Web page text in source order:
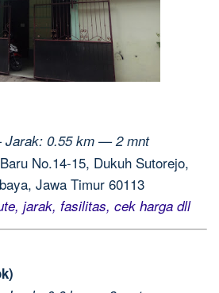
Jarak: 0.55 km — 2 mnt
No.14-15, Dukuh Sutorejo,
Jawa Timur 60113
jarak, fasilitas, cek harga dll